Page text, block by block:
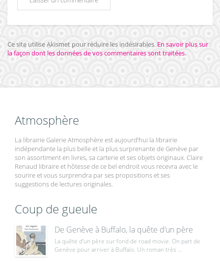
Ce site utilise Akismet pour réduire les indésirables.En savoir plus sur
la façon dont les données de vos commentaires sont traitées.
Atmosphère
La librairie Galerie Atmosphère est aujourd’hui la librairie
indépendante la plus belle et la plus surprenante de Genève par
son assortiment en livres, sa carterie et ses objets originaux. Claire
Renaud libraire et hôtesse de ce bel endroit vous recevra avec le
sourire et vous surprendra par ses propositions et ses
suggestions de lectures originales.
Coup de gueule
De Genève à Buffalo, la quête d’un père
La quête d’un père sur fond de road movie. On part de
Genève pour arriver à Buffalo. Un roman très ...